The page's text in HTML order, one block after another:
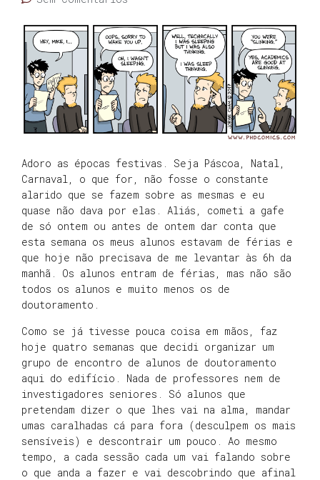
Adoro as épocas festivas. Seja Páscoa, Natal,
Carnaval, o que for, não fosse o constante
alarido que se fazem sobre as mesmas e eu
quase não dava por elas. Aliás, cometi a gafe
de só ontem ou antes de ontem dar conta que
esta semana os meus alunos estavam de férias e
que hoje não precisava de me levantar às 6h da
manhã. Os alunos entram de férias, mas não são
todos os alunos e muito menos os de
doutoramento.
Como se já tivesse pouca coisa em mãos, faz
hoje quatro semanas que decidi organizar um
grupo de encontro de alunos de doutoramento
aqui do edifício. Nada de professores nem de
investigadores seniores. Só alunos que
pretendam dizer o que lhes vai na alma, mandar
umas caralhadas cá para fora (desculpem os mais
sensíveis) e descontrair um pouco. Ao mesmo
tempo, a cada sessão cada um vai falando sobre
o que anda a fazer e vai descobrindo que afinal